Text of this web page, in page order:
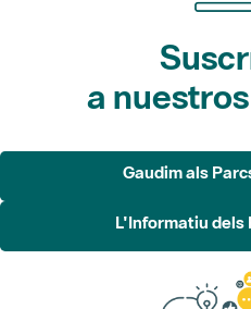
a
Gaudim als
L'Informatiu